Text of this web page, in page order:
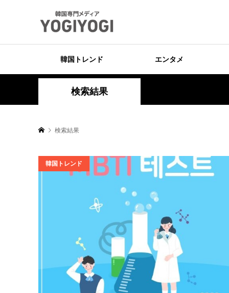
韓国トレンド エンタメ
検索結果
検索結果
韓国トレンド